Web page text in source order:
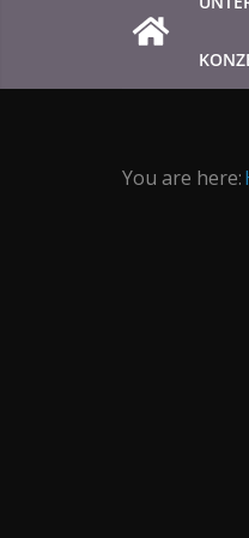
You are here: